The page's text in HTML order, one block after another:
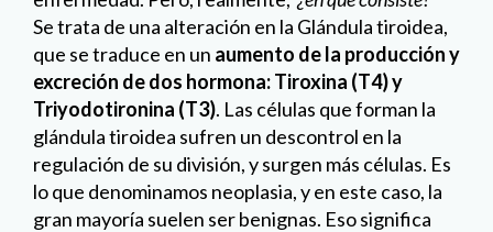
Se trata de una alteración en la Glándula tiroidea,
que se traduce en un aumento de la producción y
excreción de dos hormona: Tiroxina (T4) y
Triyodotironina (T3). Las células que forman la
glándula tiroidea sufren un descontrol en la
regulación de su división, y surgen más células. Es
lo que denominamos neoplasia, y en este caso, la
gran mayoría suelen ser benignas. Eso significa